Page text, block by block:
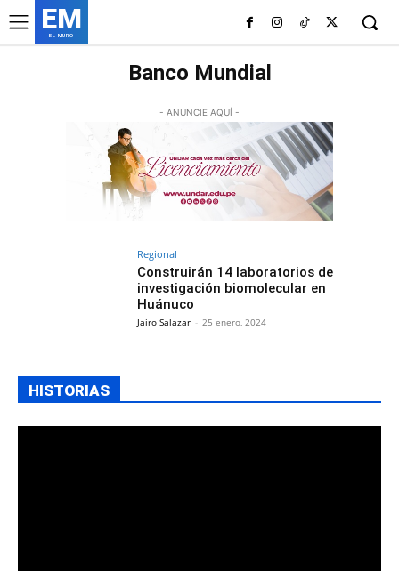
EM
EL MURO
Banco Mundial
- ANUNCIE AQUÍ -
Regional
Construirán 14 laboratorios de
investigación biomolecular en
Huánuco
Jairo Salazar - 25 enero, 2024
HISTORIAS